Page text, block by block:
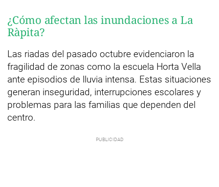
¿Cómo afectan las inundaciones a La
Ràpita?
Las riadas del pasado octubre evidenciaron la
fragilidad de zonas como la escuela Horta Vella
ante episodios de lluvia intensa. Estas situaciones
generan inseguridad, interrupciones escolares y
problemas para las familias que dependen del
centro.